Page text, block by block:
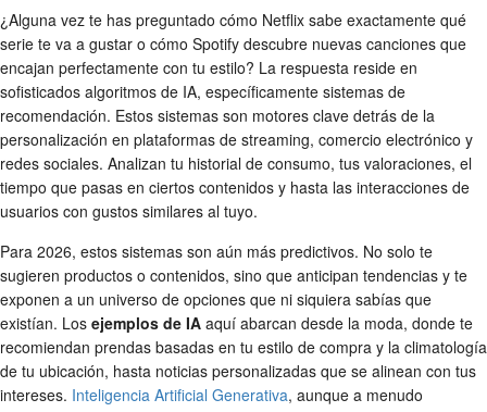
¿Alguna vez te has preguntado cómo Netflix sabe exactamente qué
serie te va a gustar o cómo Spotify descubre nuevas canciones que
encajan perfectamente con tu estilo? La respuesta reside en
sofisticados algoritmos de IA, específicamente sistemas de
recomendación. Estos sistemas son motores clave detrás de la
personalización en plataformas de streaming, comercio electrónico y
redes sociales. Analizan tu historial de consumo, tus valoraciones, el
tiempo que pasas en ciertos contenidos y hasta las interacciones de
usuarios con gustos similares al tuyo.
Para 2026, estos sistemas son aún más predictivos. No solo te
sugieren productos o contenidos, sino que anticipan tendencias y te
exponen a un universo de opciones que ni siquiera sabías que
existían. Los ejemplos de IA aquí abarcan desde la moda, donde te
recomiendan prendas basadas en tu estilo de compra y la climatología
de tu ubicación, hasta noticias personalizadas que se alinean con tus
intereses. Inteligencia Artificial Generativa, aunque a menudo